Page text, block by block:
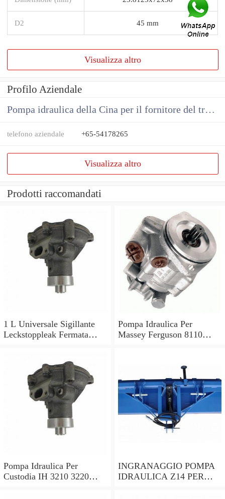
D2 45 mm
Visualizza altro
Profilo Aziendale
Pompa idraulica della Cina per il fornitore del trattore
telefono aziendale +65-54178265
Visualizza altro
Prodotti raccomandati
1 L Universale Sigillante
Leckstoppleak Fermata
Pompa Idraulica Per
Massey Ferguson 8110
Pompa Idraulica Per
Custodia IH 3210 3220
INGRANAGGIO POMPA
IDRAULICA Z14 PER